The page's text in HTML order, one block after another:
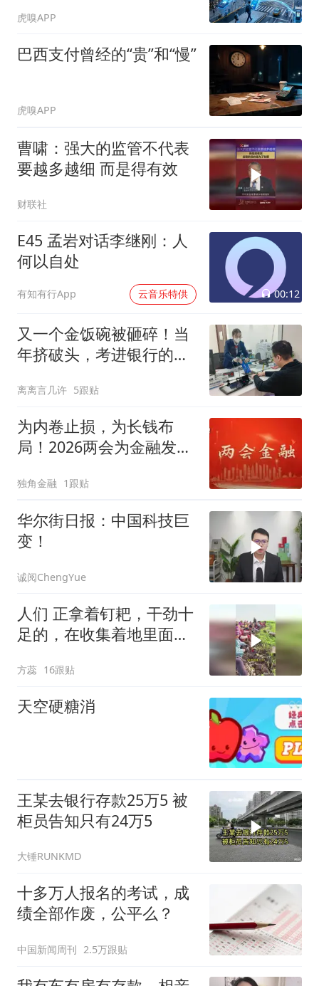
虎嗅APP
巴西支付曾经的“贵”和“慢”
虎嗅APP
曹啸：强大的监管不代表
要越多越细 而是得有效
财联社
E45 孟岩对话李继刚：人
何以自处
有知有行App 云音乐特供 00:12
又一个金饭碗被砸碎！当
年挤破头，考进银行的年
离离言几许 5跟贴
为内卷止损，为长钱布
局！2026两会为金融发展
独角金融 1跟贴
华尔街日报：中国科技巨
变！
诚阅ChengYue
人们 正拿着钉耙，干劲十
足的，在收集着地里面的
方蕊 16跟贴
天空硬糖消
王某去银行存款25万5 被
柜员告知只有24万5
大锤RUNKMD
十多万人报名的考试，成
绩全部作废，公平么？
中国新闻周刊 2.5万跟贴